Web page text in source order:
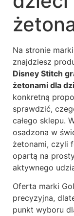
Na stronie
znajdziesz
Disney Stitch
żetonami dla
konkretną
sprawdzić,
całego sklepu.
osadzona w
żetonami, czyli
opartą na
aktywnego
Oferta marki
precyzyjna,
punkt wyboru